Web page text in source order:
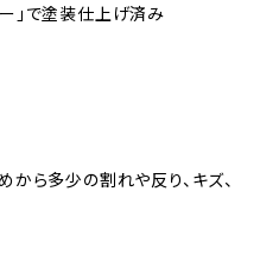
」で塗装仕上げ済み
ら多少の割れや反り、キズ、